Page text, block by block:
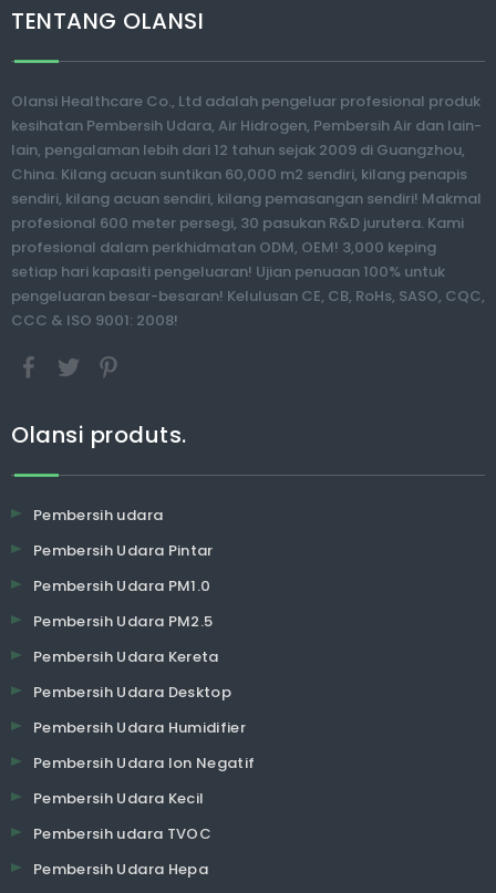
TENTANG OLANSI
Olansi Healthcare Co., Ltd adalah pengeluar profesional produk
kesihatan Pembersih Udara, Air Hidrogen, Pembersih Air dan lain-
lain, pengalaman lebih dari 12 tahun sejak 2009 di Guangzhou,
China. Kilang acuan suntikan 60,000 m2 sendiri, kilang penapis
sendiri, kilang acuan sendiri, kilang pemasangan sendiri! Makmal
profesional 600 meter persegi, 30 pasukan R&D jurutera. Kami
profesional dalam perkhidmatan ODM, OEM! 3,000 keping
setiap hari kapasiti pengeluaran! Ujian penuaan 100% untuk
pengeluaran besar-besaran! Kelulusan CE, CB, RoHs, SASO, CQC,
CCC & ISO 9001: 2008!
Olansi produts.
Pembersih udara
Pembersih Udara Pintar
Pembersih Udara PM1.0
Pembersih Udara PM2.5
Pembersih Udara Kereta
Pembersih Udara Desktop
Pembersih Udara Humidifier
Pembersih Udara Ion Negatif
Pembersih Udara Kecil
Pembersih udara TVOC
Pembersih Udara Hepa